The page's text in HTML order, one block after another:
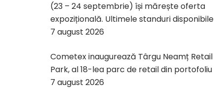
(23 – 24 septembrie) își mărește oferta
expozițională. Ultimele standuri disponibile
7 august 2026
Cometex inaugurează Târgu Neamț Retail
Park, al 18-lea parc de retail din portofoliu
7 august 2026